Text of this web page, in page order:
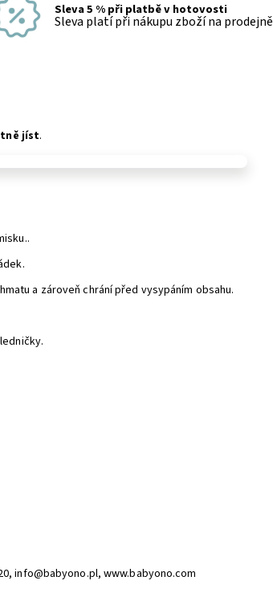
Sleva 5 % při platbě v hotovosti
Sleva platí při nákupu zboží na prodejně
jíst.
a zároveň chrání před vysypáním obsahu.
info@babyono.pl, www.babyono.com